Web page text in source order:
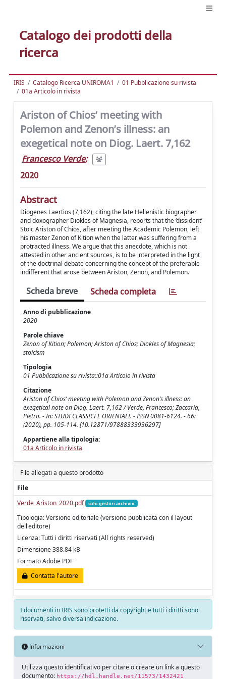
Catalogo dei prodotti della
ricerca
IRIS Catalogo Ricerca UNIROMA1
01 Pubblicazione su rivista
01a Articolo in rivista
Ariston of Chios’ meeting with
Polemon and Zenon’s illness: an
exegetical note on Diog. Laert. 7,162
Francesco Verde;
2020
Abstract
Diogenes Laertios (7,162), citing the late Hellenistic biographer
and doxographer Diokles of Magnesia, reports that the ‘dissident’
Stoic Ariston of Chios, after meeting the Academic Polemon, left
his master Zenon of Kition when the latter was suffering from a
protracted illness. We argue that this anecdote, which is not
attested in other ancient sources, is to be interpreted in the light
of the doctrinal debate concerning the concept of the preferable
indifferent that arose between Ariston, Zenon, and Polemon.
Scheda breve Scheda completa
Anno di pubblicazione
2020
Parole chiave
Zenon of Kition; Polemon; Ariston of Chios; Diokles of Magnesia;
stoicism
Tipologia
01 Pubblicazione su rivista::01a Articolo in rivista
Citazione
Ariston of Chios’ meeting with Polemon and Zenon’s illness: an
exegetical note on Diog. Laert. 7,162 / Verde, Francesco; Zaccaria,
Pietro. - In: STUDI CLASSICI E ORIENTALI. - ISSN 0081-6124. - 66:
(2020), pp. 105-114. [10.12871/97888333936297]
Appartiene alla tipologia:
01a Articolo in rivista
File allegati a questo prodotto
File
Verde_Ariston_2020.pdf
solo gestori archivio
Tipologia: Versione editoriale (versione pubblicata con il layout
dell'editore)
Licenza: Tutti i diritti riservati (All rights reserved)
Dimensione 388.84 kB
Formato Adobe PDF
Contatta l'autore
I documenti in IRIS sono protetti da copyright e tutti i diritti sono
riservati, salvo diversa indicazione.
Informazioni
Utilizza questo identificativo per citare o creare un link a questo
documento: https://hdl.handle.net/11573/1432421